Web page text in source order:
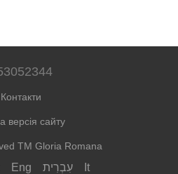
Контакти
версія сайту
TM Gloria Romana
Eng עִבְרִית It